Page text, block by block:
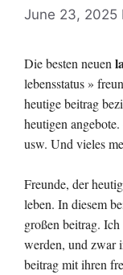
June 23, 2025
Die besten neuen
lebensstatus »
heutige beitrag
heutigen
usw. Und vieles
Freunde, der
leben. In diesem
großen beitrag.
werden, und zwar
beitrag mit ihren